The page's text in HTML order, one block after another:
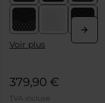
Voir plus
379,90 €
TVA incluse